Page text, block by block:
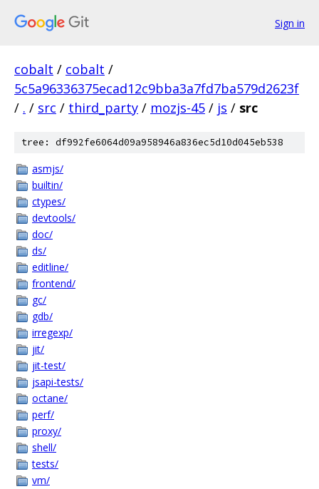
Sign in
cobalt / cobalt /
5c5a96336375ecad12c9bba3a7fd7ba579d2623f
/ . / src / third_party / mozjs-45 / js / src
tree: df992fe6064d09a958946a836ec5d10d045eb538
asmjs/
builtin/
ctypes/
devtools/
doc/
ds/
editline/
frontend/
gc/
gdb/
irregexp/
jit/
jit-test/
jsapi-tests/
octane/
perf/
proxy/
shell/
tests/
vm/